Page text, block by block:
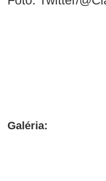
Galéria: